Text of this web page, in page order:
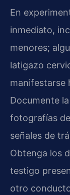
En
inmediato,
menores;
latigazo
manifestarse
Documente
fotografías
señales de
Obtenga los
testigo
otro